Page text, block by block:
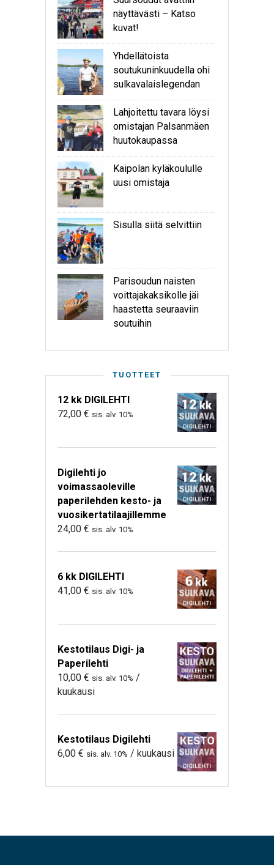
näyttävästi – Katso
kuvat!
Yhdellätoista
soutukuninkuudella ohi
sulkavalaislegendan
Lahjoitettu tavara löysi
omistajan Palsanmäen
huutokaupassa
Kaipolan kyläkoululle
uusi omistaja
Sisulla siitä selvittiin
Parisoudun naisten
voittajakaksikolle jäi
haastetta seuraaviin
soutuihin
TUOTTEET
12 kk DIGILEHTI
72,00 € sis. alv. 10%
Digilehti jo
voimassaoleville
paperilehden kesto- ja
vuosikertatilaajillemme
24,00 € sis. alv. 10%
6 kk DIGILEHTI
41,00 € sis. alv. 10%
Kestotilaus Digi- ja
Paperilehti
10,00 € sis. alv. 10% /
kuukausi
Kestotilaus Digilehti
6,00 € sis. alv. 10% / kuukausi